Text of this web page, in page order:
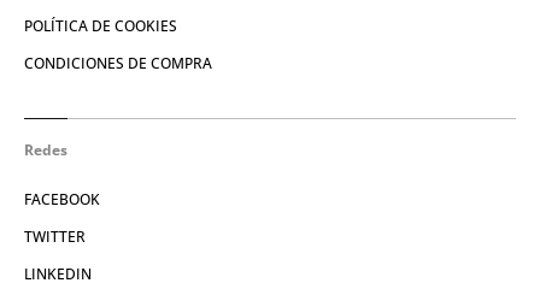
POLÍTICA DE COOKIES
CONDICIONES DE COMPRA
Redes
FACEBOOK
TWITTER
LINKEDIN